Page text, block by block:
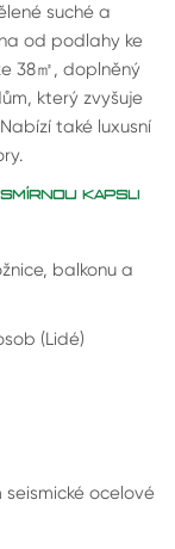
suché a
od podlahy ke
38㎡, doplněný
který zvyšuje
také luxusní
KAPSLI
balkonu a
(Lidé)
ocelové